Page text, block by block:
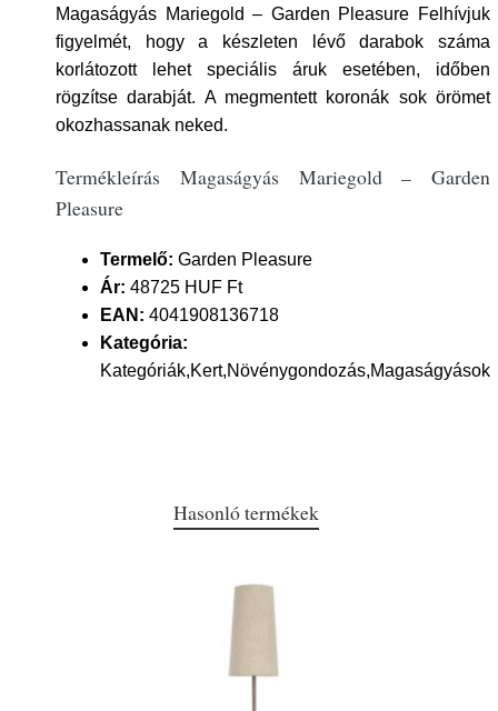
Magaságyás Mariegold – Garden Pleasure Felhívjuk
figyelmét, hogy a készleten lévő darabok száma
korlátozott lehet speciális áruk esetében, időben
rögzítse darabját. A megmentett koronák sok örömet
okozhassanak neked.
Termékleírás Magaságyás Mariegold – Garden
Pleasure
Termelő: Garden Pleasure
Ár: 48725 HUF Ft
EAN: 4041908136718
Kategória:
Kategóriák,Kert,Növénygondozás,Magaságyások
Hasonló termékek